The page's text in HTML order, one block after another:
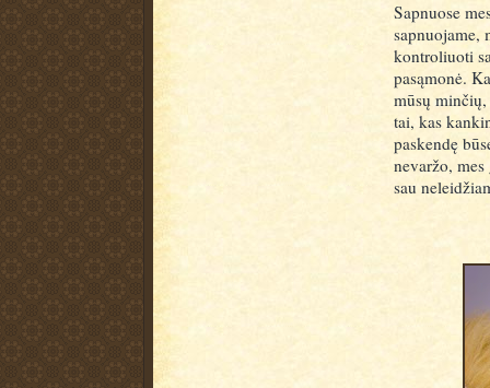
Sapnuose
sapnuojame,
kontroliuoti
pasąmonė.
mūsų
tai, kas
paskendę
nevaržo,
sau